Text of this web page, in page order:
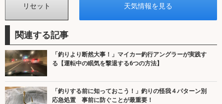
関連する記事
「釣りより断然大事！」マイカー釣行アングラーが実践す
る【運転中の眠気を撃退する6つの方法】
「釣りする前に知っておこう！」釣りの怪我４パターン別
応急処置 事前に防ぐことが最重要！